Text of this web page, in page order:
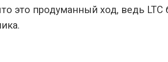
это продуманный ход, ведь